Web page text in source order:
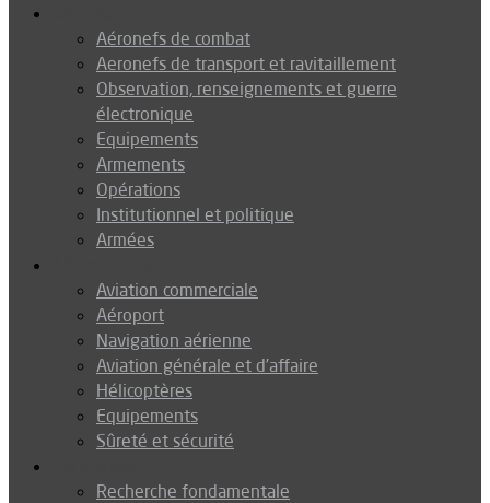
Aéronefs de combat
Aeronefs de transport et ravitaillement
Observation, renseignements et guerre
électronique
Equipements
Armements
Opérations
Institutionnel et politique
Armées
Aviation commerciale
Aéroport
Navigation aérienne
Aviation générale et d’affaire
Hélicoptères
Equipements
Sûreté et sécurité
Recherche fondamentale